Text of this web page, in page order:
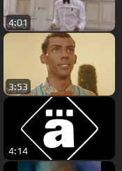
4:01
3:53
4:14